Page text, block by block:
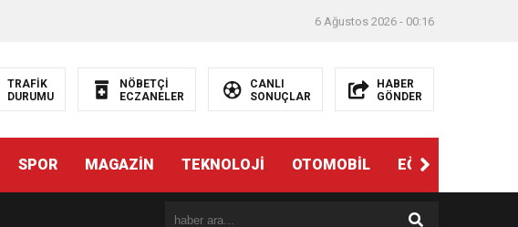
6 Ağustos 2026 - 00:16
TRAFİK
DURUMU
NÖBETÇİ
ECZANELER
CANLI
SONUÇLAR
HABER
GÖNDER
SPOR MAGAZİN TEKNOLOJİ OTOMOBİL EĞİTİM